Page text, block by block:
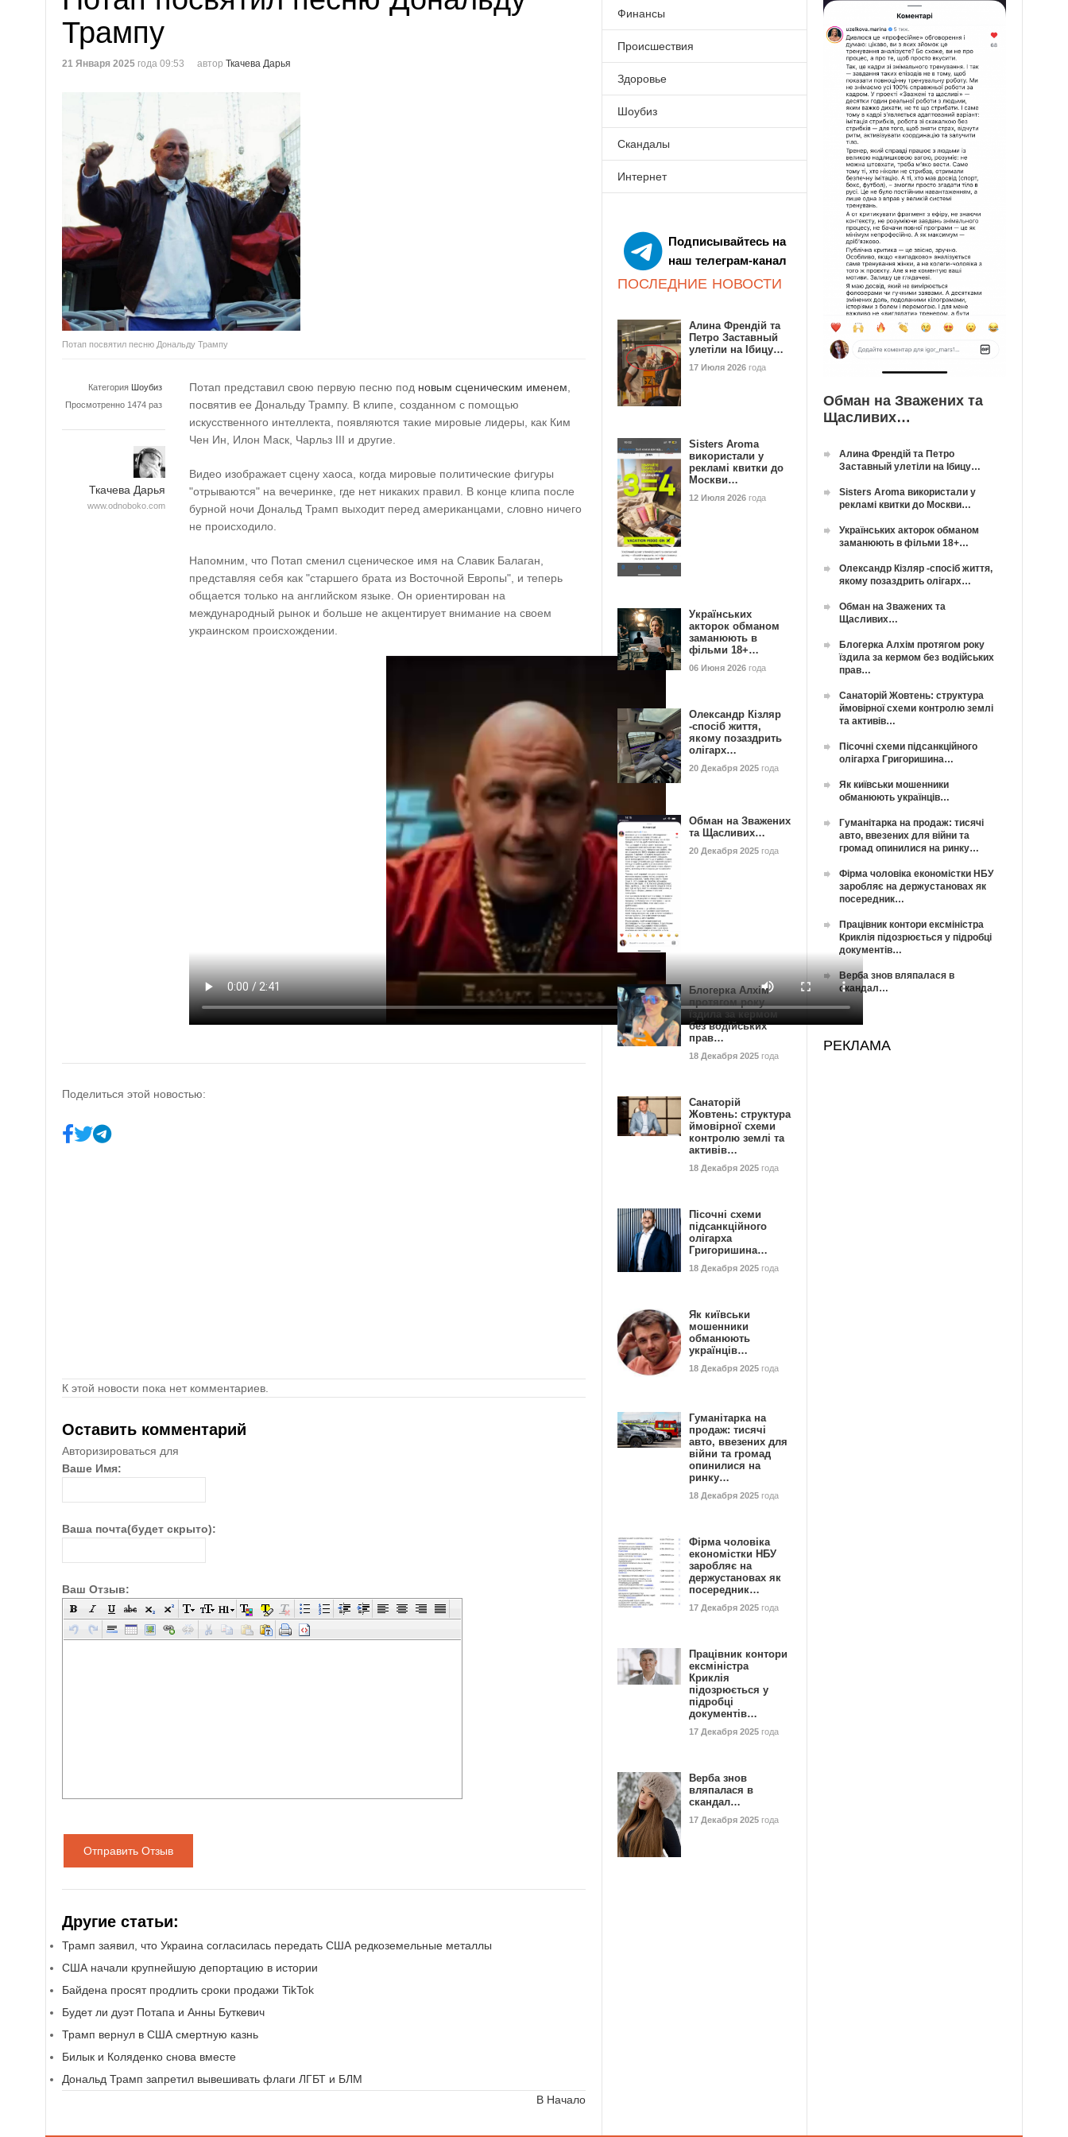
Трампу
21 Января 2025 года 09:53 автор Ткачева Дарья
Потап посвятил песню Дональду Трампу
Категория Шоубиз
Просмотренно 1474 раз
Ткачева Дарья
www.odnoboko.com
Потап представил свою первую песню под новым сценическим именем
посвятив ее Дональду Трампу. В клипе, созданном с помощью
искусственного интеллекта, появляются такие мировые лидеры, как Ким
Чен Ин, Илон Маск, Чарльз III и другие.
Видео изображает сцену хаоса, когда мировые политические фигуры
"отрываются" на вечеринке, где нет никаких правил. В конце клипа после
бурной ночи Дональд Трамп выходит перед американцами, словно ничего
не происходило.
Напомним, что Потап сменил сценическое имя на Славик Балаган,
представляя себя как "старшего брата из Восточной Европы", и теперь
общается только на английском языке. Он ориентирован на
международный рынок и больше не акцентирует внимание на своем
украинском происхождении.
Поделиться этой новостью:
К этой новости пока нет комментариев.
Оставить комментарий
Авторизироваться для
Ваше Имя:
Ваша почта(будет скрыто):
Ваш Отзыв:
Отправить Отзыв
Другие статьи:
Трамп заявил, что Украина согласилась передать США редкоземельные металлы
США начали крупнейшую депортацию в истории
Байдена просят продлить сроки продажи TikTok
Будет ли дуэт Потапа и Анны Буткевич
Трамп вернул в США смертную казнь
Билык и Коляденко снова вместе
Дональд Трамп запретил вывешивать флаги ЛГБТ и БЛМ
В Начало
Финансы
Происшествия
Здоровье
Шоубиз
Скандалы
Интернет
Подписывайтесь на
наш телеграм-канал
ПОСЛЕДНИЕ НОВОСТИ
Алина Френдій та
Петро Заставный
улетіли на Ібицу…
17 Июля 2026 года
Sisters Aroma
використали у
рекламі квитки до
Москви…
12 Июля 2026 года
Українських
акторок обманом
заманюють в
фільми 18+…
06 Июня 2026 года
Олександр Кізляр
-спосіб життя,
якому позаздрить
олігарх…
20 Декабря 2025 года
Обман на Зважених
та Щасливих…
20 Декабря 2025 года
Блогерка Алхім
протягом року
їздила за кермом
без водійських
прав…
18 Декабря 2025 года
Санаторій
Жовтень: структура
ймовірної схеми
контролю землі та
активів…
18 Декабря 2025 года
Пісочні схеми
підсанкційного
олігарха
Григоришина…
18 Декабря 2025 года
Як київськи
мошенники
обманюють
українців…
18 Декабря 2025 года
Гуманітарка на
продаж: тисячі
авто, ввезених для
війни та громад
опинилися на
ринку…
18 Декабря 2025 года
Фірма чоловіка
економістки НБУ
заробляє на
держустановах як
посередник…
17 Декабря 2025 года
Працівник контори
ексміністра
Криклія
підозрюється у
підробці
документів…
17 Декабря 2025 года
Верба знов
вляпалася в
скандал…
17 Декабря 2025 года
Обман на Зважених та
Щасливих…
Алина Френдій та Петро
Заставный улетіли на Ібицу…
Sisters Aroma використали у
рекламі квитки до Москви…
Українських акторок обманом
заманюють в фільми 18+…
Олександр Кізляр -спосіб життя,
якому позаздрить олігарх…
Обман на Зважених та
Щасливих…
Блогерка Алхім протягом року
їздила за кермом без водійських
прав…
Санаторій Жовтень: структура
ймовірної схеми контролю землі
та активів…
Пісочні схеми підсанкційного
олігарха Григоришина…
Як київськи мошенники
обманюють українців…
Гуманітарка на продаж: тисячі
авто, ввезених для війни та
громад опинилися на ринку…
Фірма чоловіка економістки НБУ
заробляє на держустановах як
посередник…
Працівник контори ексміністра
Криклія підозрюється у підробці
документів…
Верба знов вляпалася в
скандал…
РЕКЛАМА